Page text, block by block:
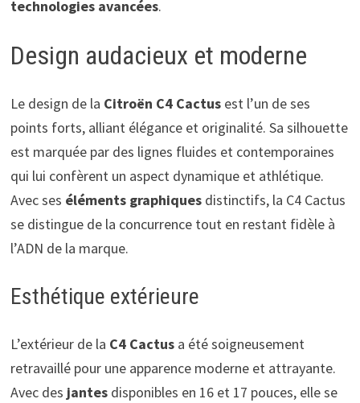
technologies avancées.
Design audacieux et moderne
Le design de la Citroën C4 Cactusest l’un de ses
points forts, alliant élégance et originalité. Sa silhouette
est marquée par des lignes fluides et contemporaines
qui lui confèrent un aspect dynamique et athlétique.
Avec ses éléments graphiquesdistinctifs, la C4 Cactus
se distingue de la concurrence tout en restant fidèle à
l’ADN de la marque.
Esthétique extérieure
L’extérieur de la C4 Cactusa été soigneusement
retravaillé pour une apparence moderne et attrayante.
Avec des jantesdisponibles en 16 et 17 pouces, elle se